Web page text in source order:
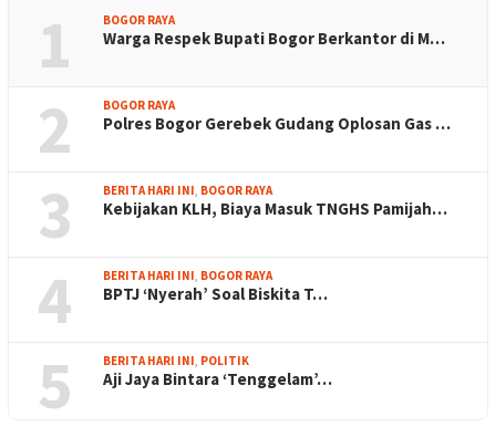
1 BOGOR RAYA
Warga Respek Bupati Bogor Berkantor di M…
2 BOGOR RAYA
Polres Bogor Gerebek Gudang Oplosan Gas …
3 BERITA HARI INI, BOGOR RAYA
Kebijakan KLH, Biaya Masuk TNGHS Pamijah…
4 BERITA HARI INI, BOGOR RAYA
BPTJ ‘Nyerah’ Soal Biskita T…
5 BERITA HARI INI, POLITIK
Aji Jaya Bintara ‘Tenggelam’…